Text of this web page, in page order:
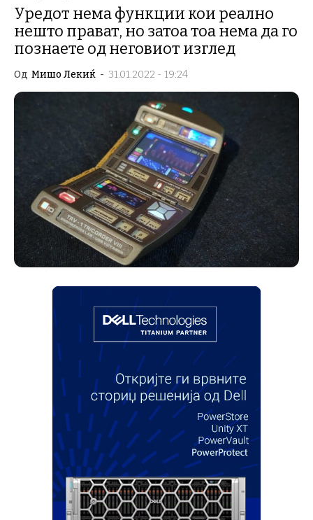
Уредот нема функции кои реално
нешто прават, но затоа тоа нема да го
познаете од неговиот изглед
Од Мишо Лекиќ - 31.01.2022 - 19:24